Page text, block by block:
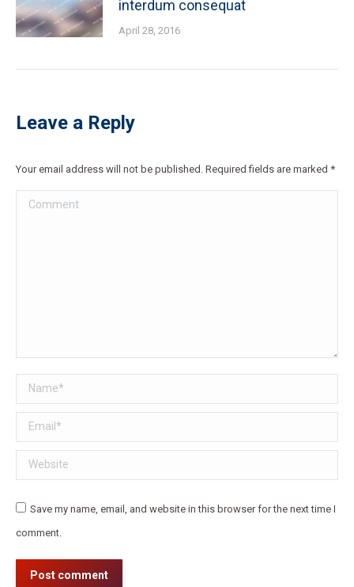
interdum consequat
April 28, 2016
Leave a Reply
Your email address will not be published. Required fields are marked *
Comment
Name *
Email *
Website
Save my name, email, and website in this browser for the next time I
comment.
Post comment